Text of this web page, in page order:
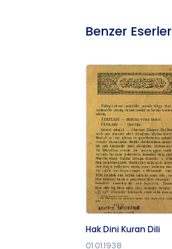
Benzer Eserler
Hak Dini Kuran Dili
01.01.1938